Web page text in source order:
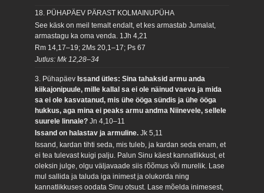
18. PÜHAPÄEV PÄRAST KOLMAINUPÜHA
See käsk on meil temalt endalt, et kes armastab Jumalat,
armastagu ka oma venda. 1Jh 4,21
Rm 14,17–19; 2Ms 20,1–17; Ps 67
Jutlus: Mk 12,28–34
3. PühapäevIssand ütles: Sina tahaksid armu anda
kiikajonipuule, mille kallal sa ei ole näinud vaeva ja mida
sa ei ole kasvatanud, mis ühe ööga sündis ja ühe ööga
hukkus, aga mina ei peaks armu andma Niinevele, sellele
suurele linnale?Jn 4,10–11
Issand on halastav ja armuline.Jk 5,11
Issand, kardan tihti seda, mis tuleb, ja kardan seda enam, et
ei tea tulevast kuigi palju. Palun Sinu käest kannatlikkust, et
oleksin julge, olgu väljavaade siis rõõmus või murelik. Lase
mul sallida ja taluda iga inimest ja olukorda ning
kannatlikkuses oodata Sinu otsust. Lase mõelda inimesest,